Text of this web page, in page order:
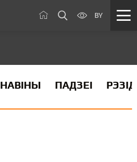
BY
НАВІНЫ ПАДЗЕІ